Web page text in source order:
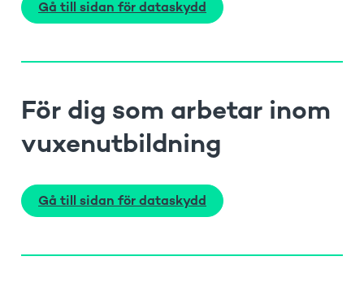
Gå till sidan för dataskydd
För dig som arbetar inom
vuxenutbildning
Gå till sidan för dataskydd